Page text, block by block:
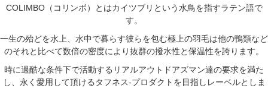
COLIMBO（コリンボ）とはカイツブリという水鳥を指すラテン語で
す。
一生の殆どを水上、水中で暮らす彼らを包む極上の羽毛は他の鴨類など
のそれと比べて数倍の密度により抜群の撥水性と保温性を誇ります。
時に過酷な条件下で活動するリアルアウトドアズマン達の要求を満た
し、永く愛用して頂けるタフネス-プロダクトを目指しレーベルとしま